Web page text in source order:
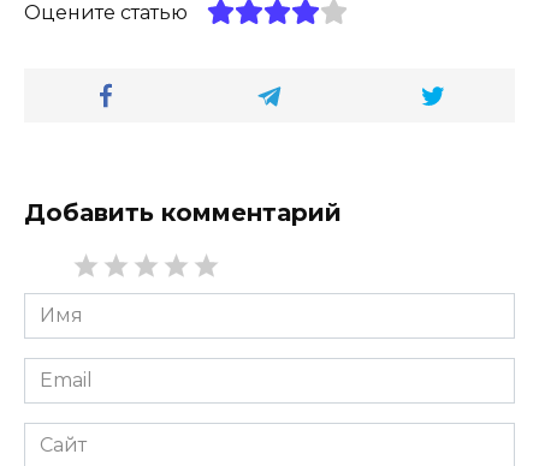
Оцените статью
Добавить комментарий
Имя
*
Email
*
Сайт